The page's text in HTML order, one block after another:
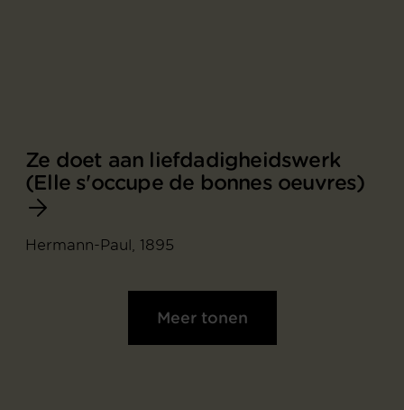
Ze doet aan liefdadigheidswerk
(Elle s'occupe de bonnes oeuvres)
Hermann-Paul, 1895
Meer tonen